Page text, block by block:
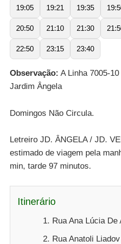
19:05 19:21 19:35
20:50 21:10 21:30
22:50 23:15 23:40
Observação: A Linha 7005-
Jardim Ângela
Domingos Não Circula.
Letreiro JD. ÂNGELA / JD.
estimado de viagem pela
min, tarde 97 minutos.
Itinerário
Rua Ana Lúcia
Rua Anatoli